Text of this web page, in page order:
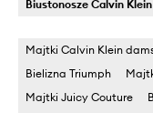
Biustonosze Calvin
Majtki Calvin Klein
Bielizna Triumph
Majtki Juicy Couture